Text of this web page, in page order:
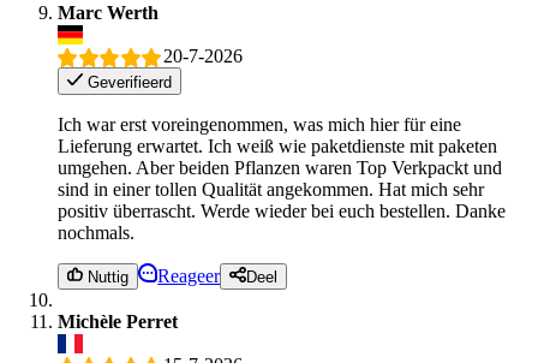
Marc Werth
20-7-2026
Geverifieerd
Ich war erst voreingenommen, was mich hier für eine
Lieferung erwartet. Ich weiß wie paketdienste mit paketen
umgehen. Aber beiden Pflanzen waren Top Verkpackt und
sind in einer tollen Qualität angekommen. Hat mich sehr
positiv überrascht. Werde wieder bei euch bestellen. Danke
nochmals.
Nuttig Reageer Deel
Michèle Perret